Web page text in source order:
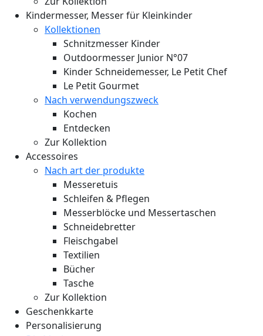
Kindermesser, Messer für Kleinkinder
Kollektionen
Schnitzmesser Kinder
Outdoormesser Junior N°07
Kinder Schneidemesser, Le Petit Chef
Le Petit Gourmet
Nach verwendungszweck
Kochen
Entdecken
Zur Kollektion
Accessoires
Nach art der produkte
Messeretuis
Schleifen & Pflegen
Messerblöcke und Messertaschen
Schneidebretter
Fleischgabel
Textilien
Bücher
Tasche
Zur Kollektion
Geschenkkarte
Personalisierung